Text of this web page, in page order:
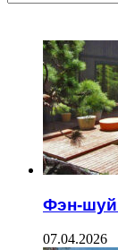
Фэн-шуй
07.04.2026